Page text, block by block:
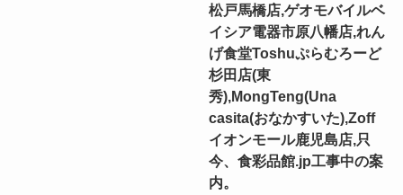
松戸馬橋店,ゲオモバイルベ
イシア電器市原八幡店,れん
げ食堂Toshuぷらむろーど
杉田店(東
秀),MongTeng(Una
casita(おなかすいた),Zoff
イオンモール鹿児島店,只
今、食彩品館.jp工事中の案
内。